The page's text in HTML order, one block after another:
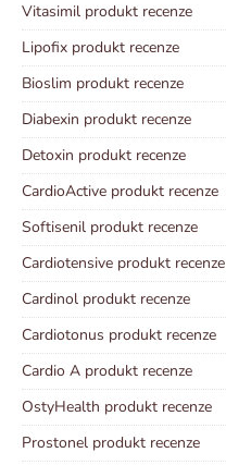
Vitasimil produkt recenze
Lipofix produkt recenze
Bioslim produkt recenze
Diabexin produkt recenze
Detoxin produkt recenze
CardioActive produkt recenze
Softisenil produkt recenze
Cardiotensive produkt recenze
Cardinol produkt recenze
Cardiotonus produkt recenze
Cardio A produkt recenze
OstyHealth produkt recenze
Prostonel produkt recenze